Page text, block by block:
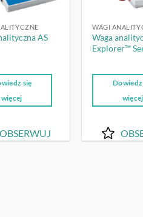
AS
się
więcej
OBSERWUJ
WAGI
Waga
Explorer™
Dowiedz
więcej